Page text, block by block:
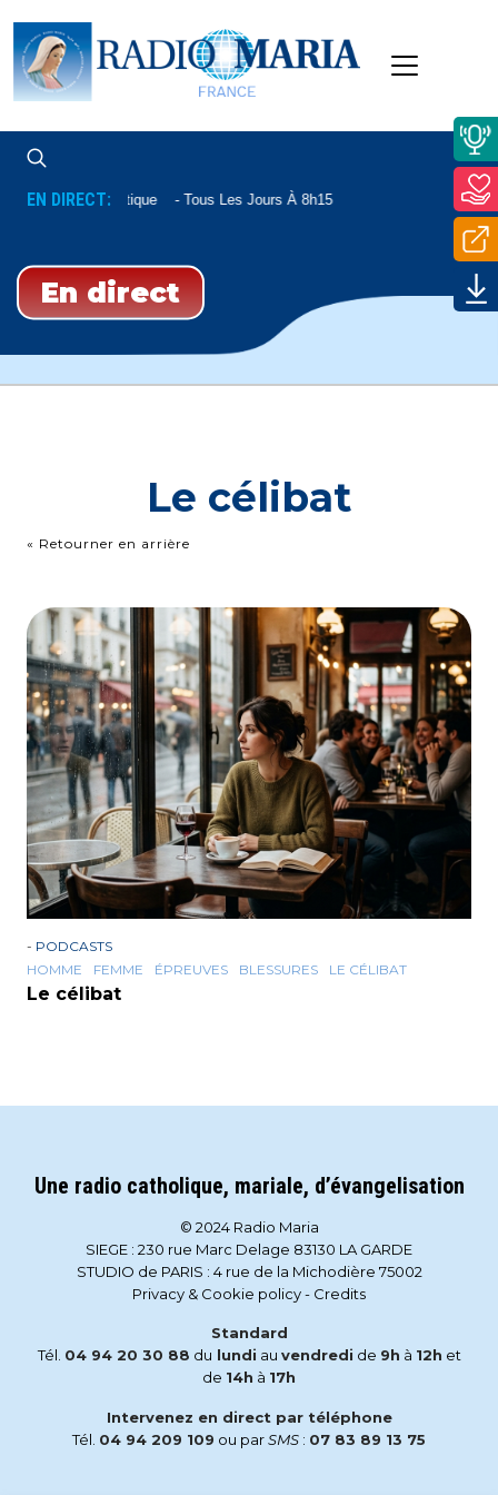
EN DIRECT:
Lecture Patristique Tous Les Jours À 8h15
En direct
Le célibat
« Retourner en arrière
- PODCASTS
HOMME
FEMME ÉPREUVES BLESSURES LE CÉLIBAT
Le célibat
Une radio catholique, mariale, d’évangelisation
© 2024 Radio Maria
SIEGE : 230 rue Marc Delage 83130 LA GARDE
STUDIO de PARIS : 4 rue de la Michodière 75002
Privacy & Cookie policy- Credits
Standard
Tél. 04 94 20 30 88 du lundi au vendredi de 9h à 12h et
de 14h à 17h
Intervenez en direct par téléphone
Tél. 04 94 209 109 ou parSMS : 07 83 89 13 75